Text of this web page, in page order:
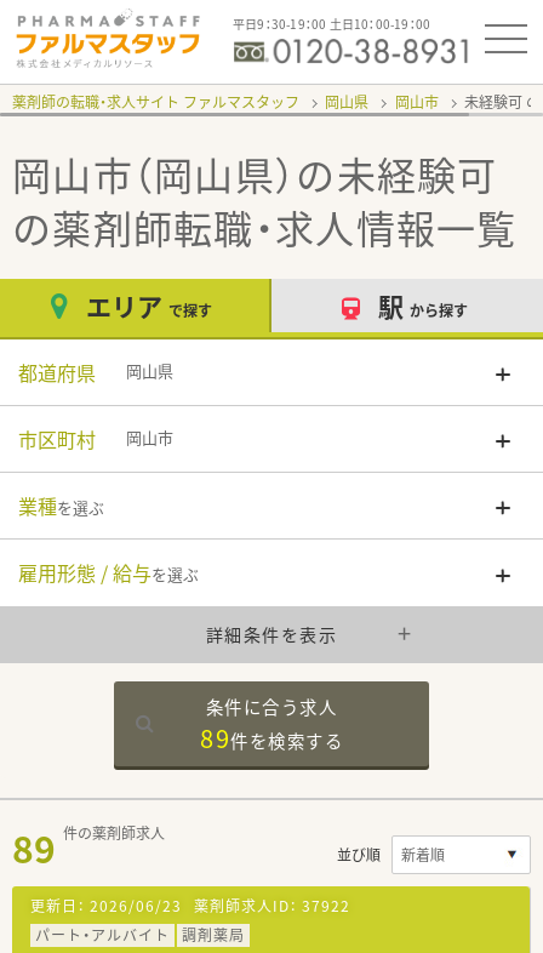
平日9：30-19：00 土日10：00-19：00
薬剤師の転職・求人サイト ファルマスタッフ 岡山県 岡山市 未経験可
岡山市（岡山県）の未経験可
の薬剤師転職・求人情報一覧
エリア で探す 駅 から探す
都道府県 岡山県
市区町村 岡山市
業種を選ぶ
雇用形態 / 給与を選ぶ
詳細条件を表示
条件に合う求人
89件を検索する
89 件の薬剤師求人
並び順
更新日： 2026/06/23 薬剤師求人ID： 37922
パート・アルバイト
調剤薬局